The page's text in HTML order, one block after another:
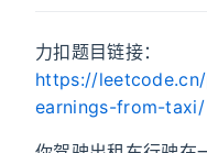
力扣题目链接：
https://
earnings-from-taxi/